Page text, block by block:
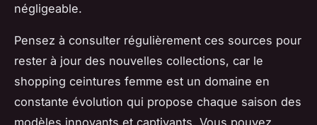
négligeable.
Pensez à consulter régulièrement ces sources pour
rester à jour des nouvelles collections, car le
shopping ceintures femme est un domaine en
constante évolution qui propose chaque saison des
modèles innovants et captivants. Vous pouvez